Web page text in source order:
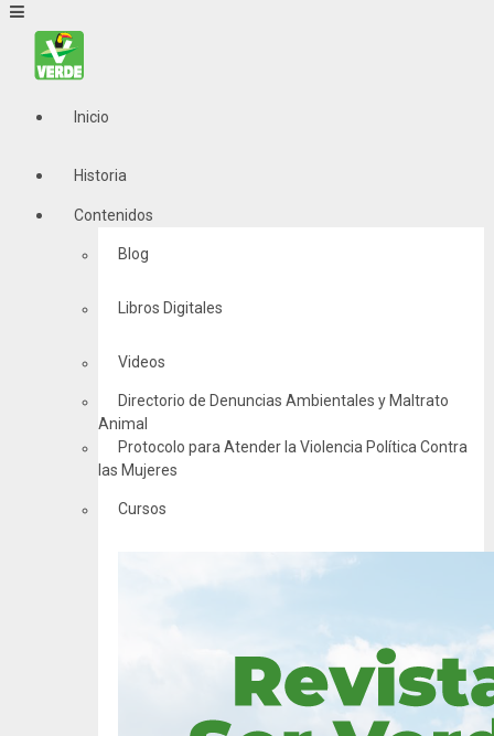
Inicio
Historia
Contenidos
Blog
Libros Digitales
Videos
Directorio de Denuncias Ambientales y Maltrato
Animal
Protocolo para Atender la Violencia Política Contra
las Mujeres
Cursos